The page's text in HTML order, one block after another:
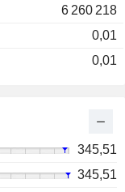
6 260 218
0,01
0,01
345,51
345,51